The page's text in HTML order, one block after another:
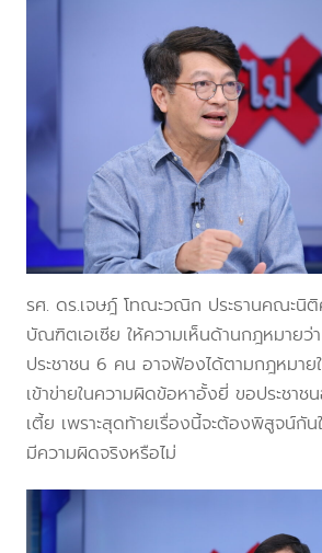
รศ. ดร.เจษฎ์ โทณะวณิก ประธานคณะนิ
บัณฑิตเอเซีย ให้ความเห็นด้านกฎหมาย
ประชาชน 6 คน อาจฟ้องได้ตามกฎหมาย
เข้าข่ายในความผิดข้อหาอั้งยี่ ขอประชาช
เตี้ย เพราะสุดท้ายเรื่องนี้จะต้องพิสูจน์กั
มีความผิดจริงหรือไม่